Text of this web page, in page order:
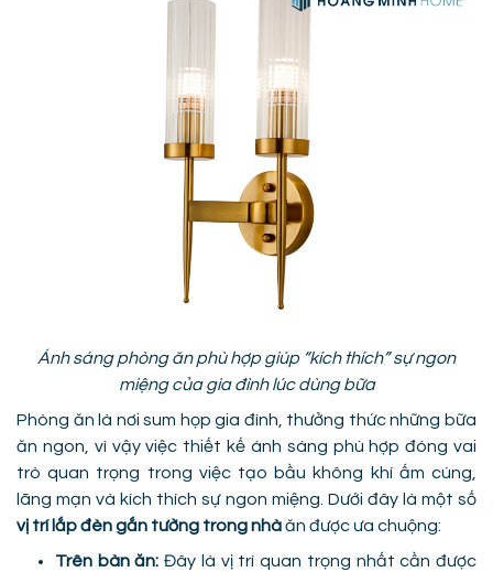
Ánh sáng phòng ăn phù hợp giúp “kích thích” sự ngon
miệng của gia đình lúc dùng bữa
Phòng ăn là nơi sum họp gia đình, thưởng thức những bữa
ăn ngon, vì vậy việc thiết kế ánh sáng phù hợp đóng vai
trò quan trọng trong việc tạo bầu không khí ấm cúng,
lãng mạn và kích thích sự ngon miệng. Dưới đây là một số
vị trí lắp đèn gắn tường trong nhàăn được ưa chuộng:
Trên bàn ăn:Đây là vị trí quan trọng nhất cần được